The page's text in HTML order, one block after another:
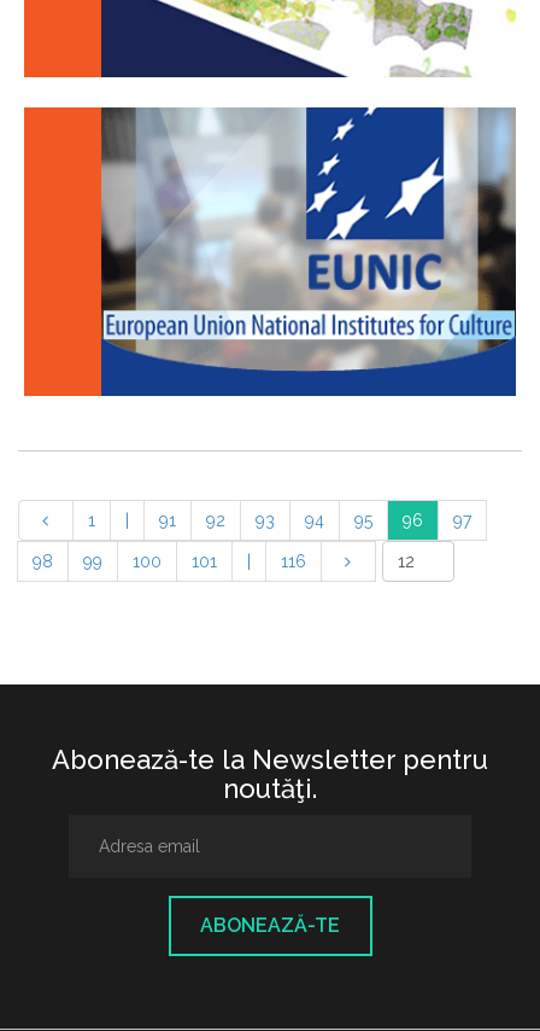
1 91 92 93 94 95 96 97
98 99 100 101 116
Abonează-te la Newsletter pentru
noutăţi.
ABONEAZĂ-TE